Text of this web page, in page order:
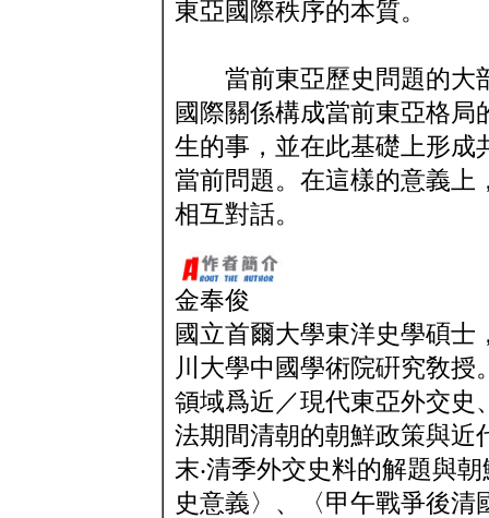
東亞國際秩序的本質。
當前東亞歷史問題的大
國際關係構成當前東亞格
生的事，並在此基礎上形成
當前問題。在這樣的意義上
相互對話。
金奉俊
國立首爾大學東洋史學碩
川大學中國學術院硏究敎
領域爲近／現代東亞外交史
法期間清朝的朝鮮政策與近
末‧清季外交史料的解題與
史意義〉、〈甲午戰爭後清